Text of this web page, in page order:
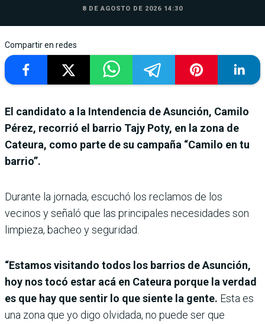
8 DE AGOSTO DE 2026 14:30
Compartir en redes
El candidato a la Intendencia de Asunción, Camilo
Pérez, recorrió el barrio Tajy Poty, en la zona de
Cateura, como parte de su campaña “Camilo en tu
barrio”.
Durante la jornada, escuchó los reclamos de los
vecinos y señaló que las principales necesidades son
limpieza, bacheo y seguridad.
“Estamos visitando todos los barrios de Asunción,
hoy nos tocó estar acá en Cateura porque la verdad
es que hay que sentir lo que siente la gente. Esta es
una zona que yo digo olvidada, no puede ser que